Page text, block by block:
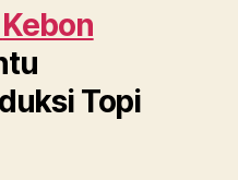
Kebon
Topi